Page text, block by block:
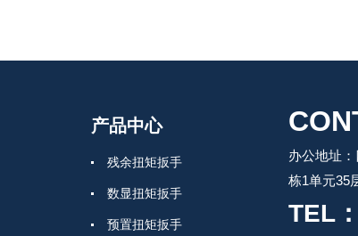
产品中心
残余扭矩扳手
数显扭矩扳手
预置扭矩扳手
办公地址
栋1单元35
TEL